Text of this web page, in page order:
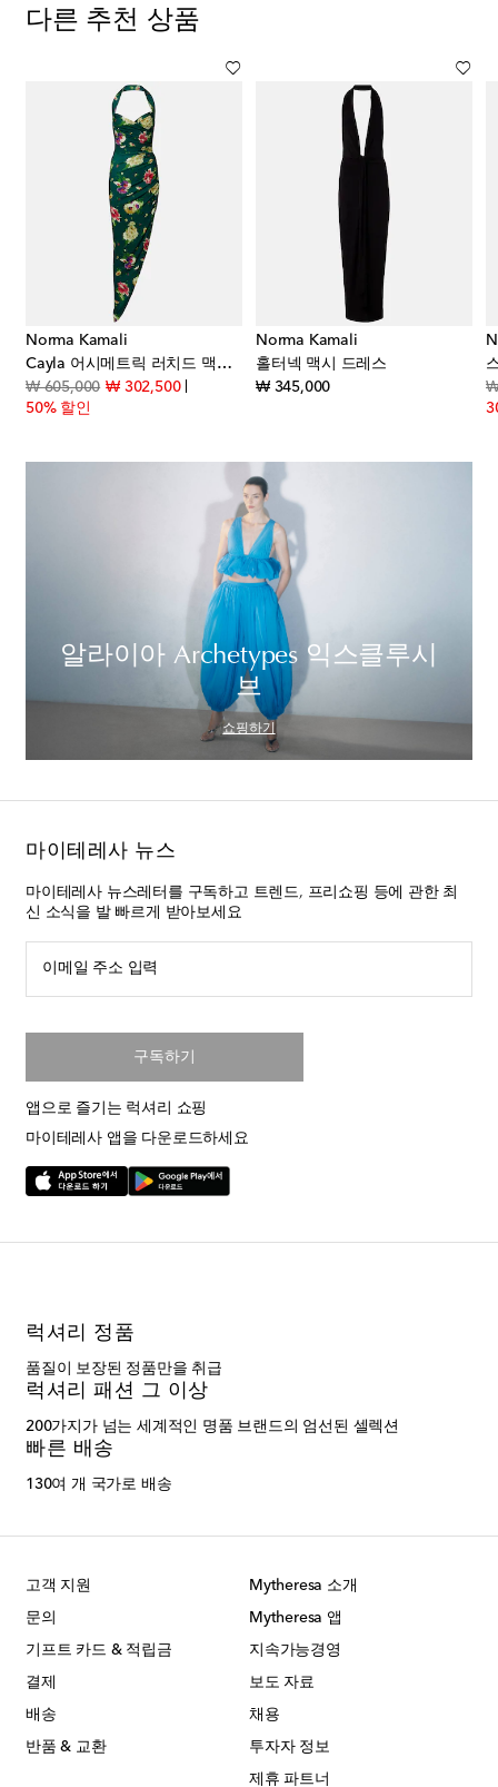
다른 추천 상품
Norma Kamali
Cayla 어시메트릭 러치드 맥시 드레스
₩ 605,000original price
₩ 302,500discount price
50% 할인
Norma Kamali
홀터넥 맥시 드레스
₩ 345,000original price
₩
price
알라이아 Archetypes 익스클루시
브
쇼핑하기
마이테레사 뉴스
마이테레사 뉴스레터를 구독하고 트렌드, 프리쇼핑 등에 관한 최
신 소식을 발 빠르게 받아보세요
이메일 주소 입력
구독하기
앱으로 즐기는 럭셔리 쇼핑
마이테레사 앱을 다운로드하세요
럭셔리 정품
품질이 보장된 정품만을 취급
럭셔리 패션 그 이상
200가지가 넘는 세계적인 명품 브랜드의 엄선된 셀렉션
빠른 배송
130여 개 국가로 배송
고객 지원
문의
기프트 카드 & 적립금
결제
배송
반품 & 교환
Mytheresa 소개
Mytheresa 앱
지속가능경영
보도 자료
채용
투자자 정보
제휴 파트너